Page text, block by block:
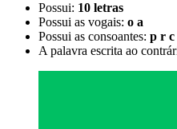
Possui: 10 letras
Possui as vogais: o a
Possui as consoantes: p r c
A palavra escrita ao